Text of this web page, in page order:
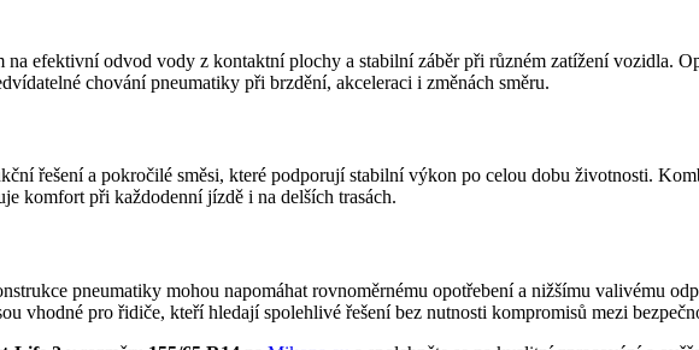
na efektivní odvod vody z kontaktní plochy a stabilní záběr při různém zatížení vozidla.
chování pneumatiky při brzdění, akceleraci i změnách směru.
řešení a pokročilé směsi, které podporují stabilní výkon po celou dobu životnosti.
komfort při každodenní jízdě i na delších trasách.
pneumatiky mohou napomáhat rovnoměrnému opotřebení a nižšímu valivému
vhodné pro řidiče, kteří hledají spolehlivé řešení bez nutnosti kompromisů mezi